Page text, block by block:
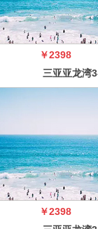
￥2398
三亚亚龙湾
日自由行（
￥2398